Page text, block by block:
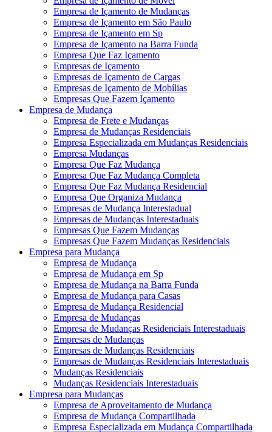
Empresa de Içamento de Mudanças
Empresa de Içamento em São Paulo
Empresa de Içamento em Sp
Empresa de Içamento na Barra Funda
Empresa Que Faz Içamento
Empresas de Içamento
Empresas de Içamento de Cargas
Empresas de Içamento de Mobílias
Empresas Que Fazem Içamento
Empresa de Mudança
Empresa de Frete e Mudanças
Empresa de Mudanças Residenciais
Empresa Especializada em Mudanças Residenciais
Empresa Mudanças
Empresa Que Faz Mudança
Empresa Que Faz Mudança Completa
Empresa Que Faz Mudança Residencial
Empresa Que Organiza Mudança
Empresas de Mudança Interestadual
Empresas de Mudanças Interestaduais
Empresas Que Fazem Mudanças
Empresas Que Fazem Mudanças Residenciais
Empresa para Mudança
Empresa de Mudança
Empresa de Mudança em Sp
Empresa de Mudança na Barra Funda
Empresa de Mudança para Casas
Empresa de Mudança Residencial
Empresa de Mudanças
Empresa de Mudanças Residenciais Interestaduais
Empresas de Mudanças
Empresas de Mudanças Residenciais
Empresas de Mudanças Residenciais Interestaduais
Mudanças Residenciais
Mudanças Residenciais Interestaduais
Empresa para Mudanças
Empresa de Aproveitamento de Mudança
Empresa de Mudança Compartilhada
Empresa Especializada em Mudança Compartilhada